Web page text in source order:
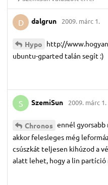
D dalgrun 2009. márc 1.
Hypo http://
ubuntu-gparted talán segít :)
S SzemiSun 2009. márc 1.
Chronos ennél
akkor felesleges még
csúszkát teljesen kihúzod a
alatt lehet, hogy a lin